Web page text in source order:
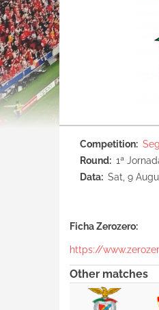
Competition
Round
1ª
Data
Sat, 9
Ficha Zerozero:
https://
Other matches